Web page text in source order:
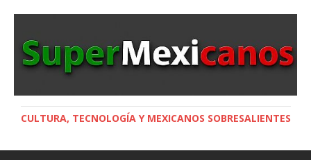
CULTURA, TECNOLOGÍA Y MEXICANOS SOBRESALIENTES